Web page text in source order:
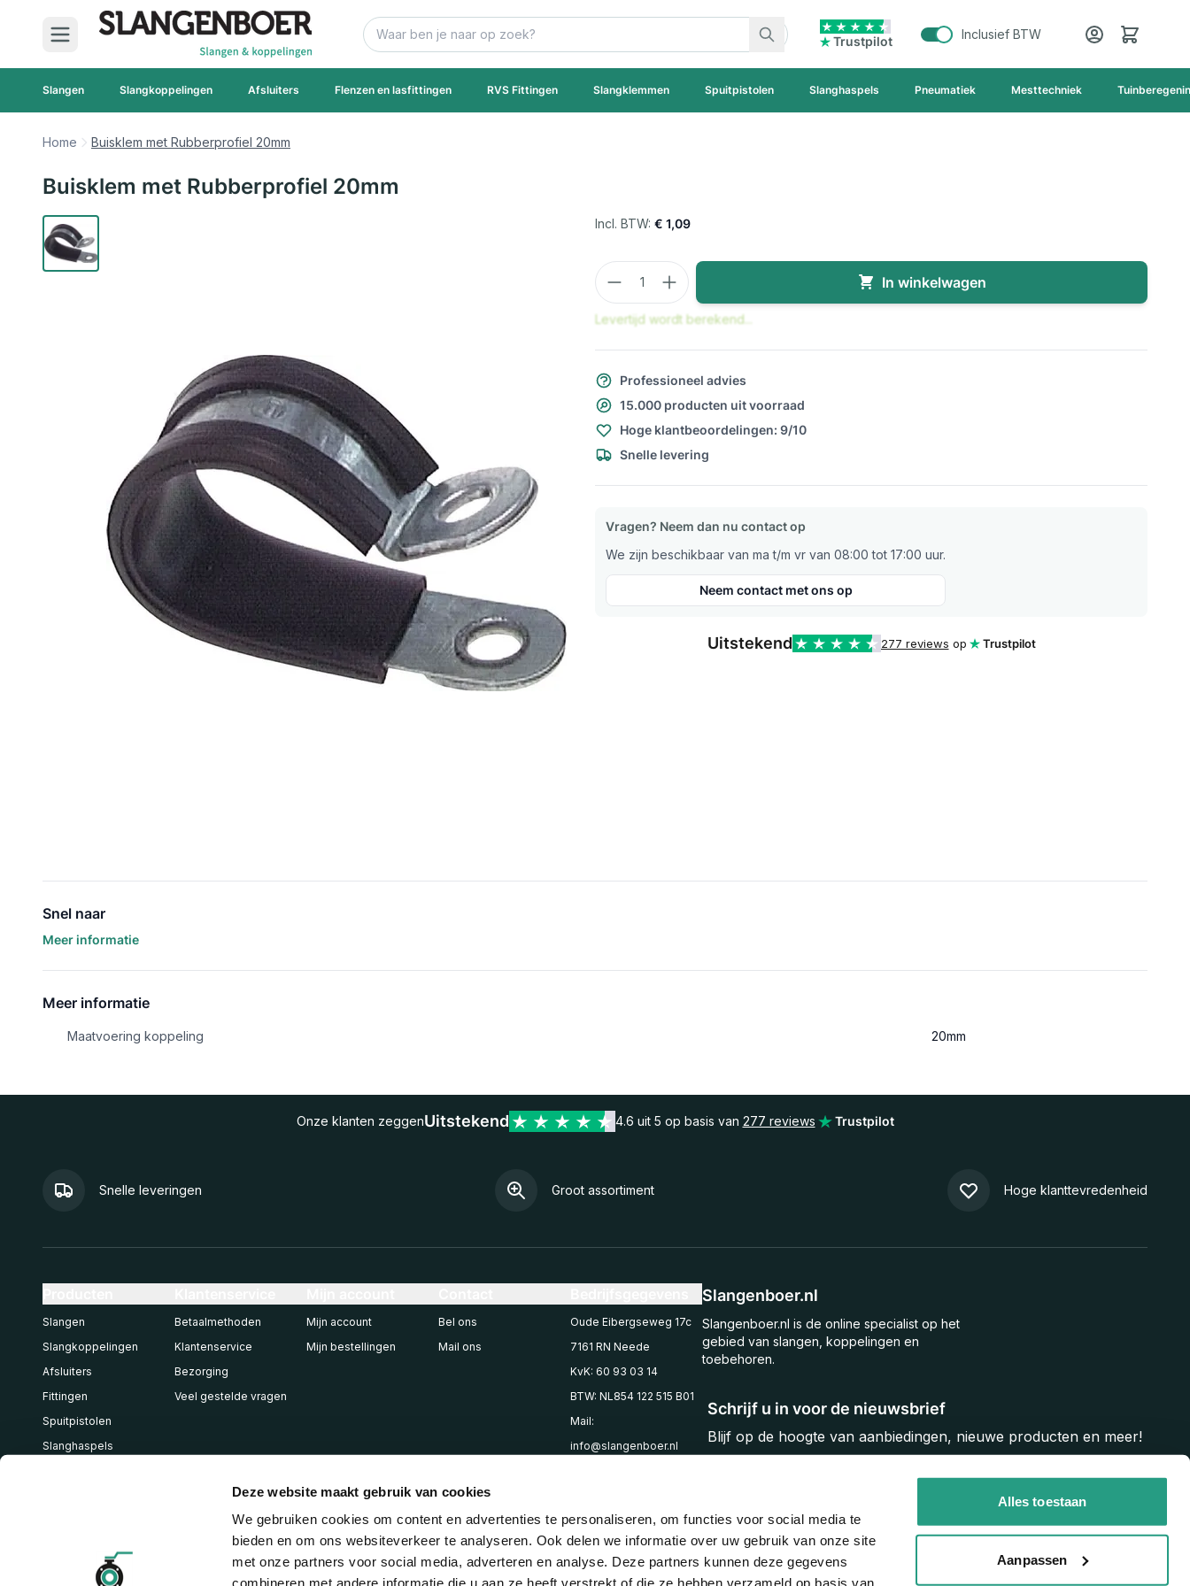
Deze website maakt gebruik van cookies
We gebruiken cookies om content en advertenties te personaliseren, om functies voor social media te
bieden en om ons websiteverkeer te analyseren. Ook delen we informatie over uw gebruik van onze site
met onze partners voor social media, adverteren en analyse. Deze partners kunnen deze gegevens
combineren met andere informatie die u aan ze heeft verstrekt of die ze hebben verzameld op basis van
Alles toestaan
Aanpassen
Ga naar de inhoud
Zoek
Trustpilot
Inclusief BTW Cart
Slangen Slangkoppelingen Afsluiters Flenzen en lasfittingen RVS Fittingen Slangklemmen Spuitpistolen Slanghaspels Pneumatiek Mesttechniek
Home Buisklem met Rubberprofiel 20mm
Buisklem met Rubberprofiel 20mm
€ 1,09
Aantal
In winkelwagen
Levertijd wordt berekend...
Professioneel advies
15.000 producten uit voorraad
Hoge klantbeoordelingen: 9/10
Snelle levering
Vragen? Neem dan nu contact op
We zijn beschikbaar van ma t/m vr van 08:00 tot 17:00 uur.
Neem contact met ons op
Uitstekend 277 reviews op Trustpilot
Snel naar
Meer informatie
Meer informatie
Maatvoering koppeling 20mm
Onze klanten zeggenUitstekend 4.6 uit 5 op basis van 277 reviews Trustpilot
Snelle leveringen Groot assortiment Hoge klanttevredenheid
Schrijf u in voor de nieuwsbrief
Blijf op de hoogte van aanbiedingen, nieuwe producten en meer!
Slangenboer.nl
Slangenboer.nl is de online specialist op het
gebied van slangen, koppelingen en
toebehoren.
Slangen
Slangkoppelingen
Afsluiters
Fittingen
Spuitpistolen
Slanghaspels
Betaalmethoden
Klantenservice
Bezorging
Veel gestelde vragen
Mijn account
Mijn bestellingen
Bel ons
Mail ons
Oude Eibergseweg 17c
7161 RN Neede
KvK: 60 93 03 14
BTW: NL854 122 515 B01
Mail:
info@slangenboer.nl